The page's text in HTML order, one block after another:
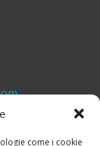
come i cookie